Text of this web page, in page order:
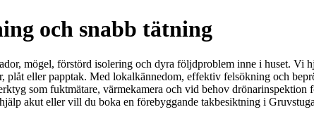
och snabb tätning
mögel, förstörd isolering och dyra följdproblem inne i huset. Vi
plåt eller papptak. Med lokalkännedom, effektiv felsökning och
som fuktmätare, värmekamera och vid behov
akut eller vill du boka en förebyggande takbesiktning i